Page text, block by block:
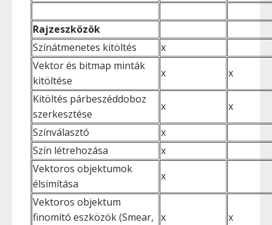
Rajzeszközök
Színátmenetes kitöltés
x
Vektor és bitmap minták
kitöltése
x
x
Kitöltés párbeszéddoboz
szerkesztése
x
x
Színválasztó
x
Szín létrehozása
x
Vektoros objektumok
élsimítása
x
Vektoros objektum
finomító eszközök (Smear, x x